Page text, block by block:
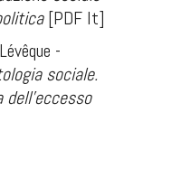
[PDF It]
-
sociale.